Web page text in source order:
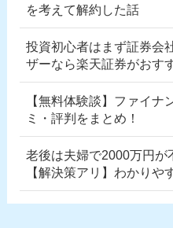
を考えて解約した話
投資初心者はまず証券会
ザーなら楽天証券がおす
【無料体験談】ファイナ
ミ・評判をまとめ！
老後は夫婦で2000万円が
【解決策アリ】わかりや